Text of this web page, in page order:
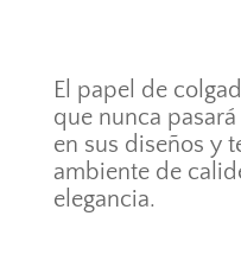
El papel de
que nunca
en sus diseños y
ambiente de
elegancia.